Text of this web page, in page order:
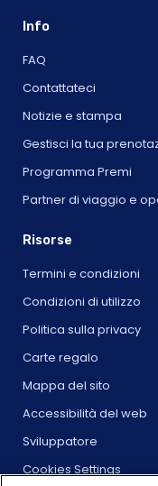
Info
FAQ
Contattateci
Notizie e stampa
Gestisci la tua
Programma Premi
Partner di viaggio e
Risorse
Termini e condizioni
Condizioni di utilizzo
Politica sulla privacy
Carte regalo
Mappa del sito
Accessibilità del web
Sviluppatore
Cookies Settings